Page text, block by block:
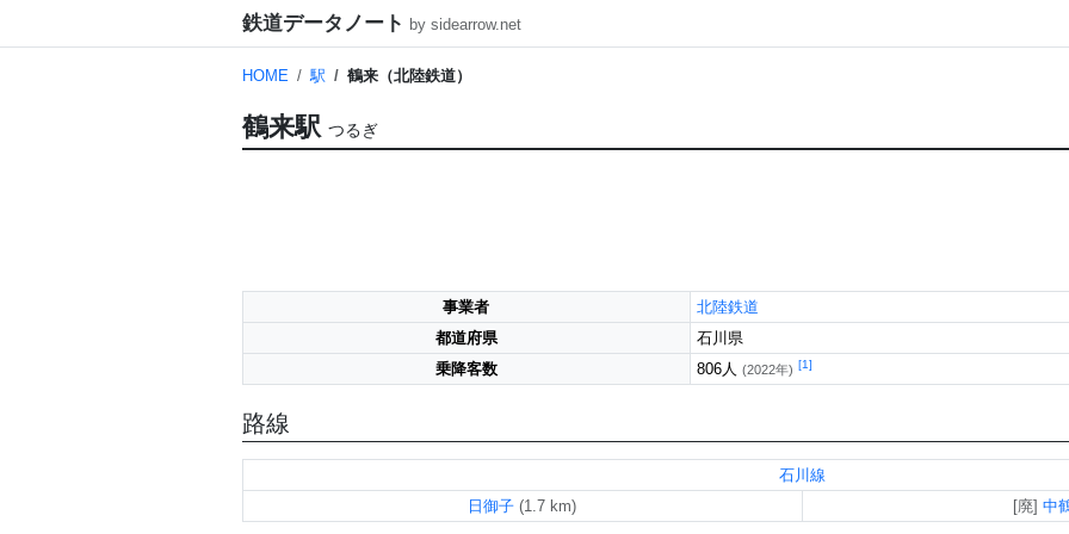
鉄道データノート by sidearrow.net
HOME 駅 鶴来（北陸鉄道）
鶴来駅 つるぎ
事業者
北陸鉄道
都道府県
石川県
乗降客数
806人 (2022年) [1]
路線
石川線
日御子 (1.7 km) [廃] 中